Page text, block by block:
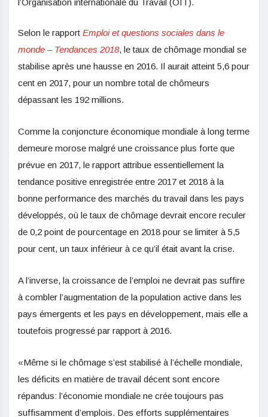
l’Organisation internationale du Travail (OIT).
Selon le rapport Emploi et questions sociales dans le
monde – Tendances 2018, le taux de chômage mondial se
stabilise après une hausse en 2016. Il aurait atteint 5,6 pour
cent en 2017, pour un nombre total de chômeurs
dépassant les 192 millions.
Comme la conjoncture économique mondiale à long terme
demeure morose malgré une croissance plus forte que
prévue en 2017, le rapport attribue essentiellement la
tendance positive enregistrée entre 2017 et 2018 à la
bonne performance des marchés du travail dans les pays
développés, où le taux de chômage devrait encore reculer
de 0,2 point de pourcentage en 2018 pour se limiter à 5,5
pour cent, un taux inférieur à ce qu’il était avant la crise.
A l’inverse, la croissance de l’emploi ne devrait pas suffire
à combler l’augmentation de la population active dans les
pays émergents et les pays en développement, mais elle a
toutefois progressé par rapport à 2016.
«Même si le chômage s’est stabilisé à l’échelle mondiale,
les déficits en matière de travail décent sont encore
répandus: l’économie mondiale ne crée toujours pas
suffisamment d’emplois. Des efforts supplémentaires